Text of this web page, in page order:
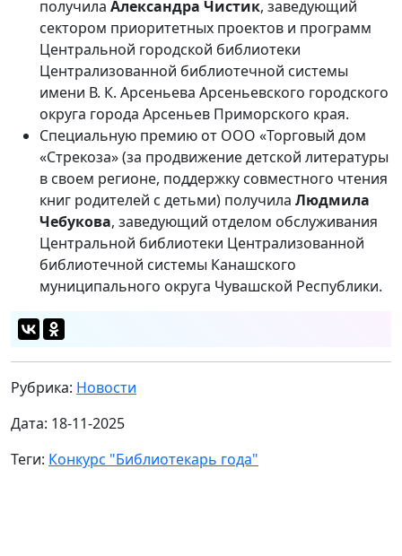
получила Александра Чистик, заведующий
сектором приоритетных проектов и программ
Центральной городской библиотеки
Централизованной библиотечной системы
имени В. К. Арсеньева Арсеньевского городского
округа города Арсеньев Приморского края.
Специальную премию от ООО «Торговый дом
«Стрекоза» (за продвижение детской литературы
в своем регионе, поддержку совместного чтения
книг родителей с детьми) получила Людмила
Чебукова, заведующий отделом обслуживания
Центральной библиотеки Централизованной
библиотечной системы Канашского
муниципального округа Чувашской Республики.
Рубрика: Новости
Дата: 18-11-2025
Теги: Конкурс "Библиотекарь года"